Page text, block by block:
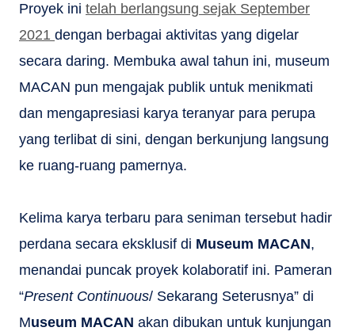
Proyek ini telah berlangsung sejak September
2021 dengan berbagai aktivitas yang digelar
secara daring. Membuka awal tahun ini, museum
MACAN pun mengajak publik untuk menikmati
dan mengapresiasi karya teranyar para perupa
yang terlibat di sini, dengan berkunjung langsung
ke ruang-ruang pamernya.
Kelima karya terbaru para seniman tersebut hadir
perdana secara eksklusif di Museum MACAN,
menandai puncak proyek kolaboratif ini. Pameran
“Present Continuous/ Sekarang Seterusnya” di
Museum MACAN akan dibukan untuk kunjungan